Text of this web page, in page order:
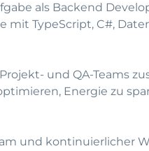
als Backend
mit TypeScript, C#,
und QA-Teams
Energie zu
und kontinuierlicher